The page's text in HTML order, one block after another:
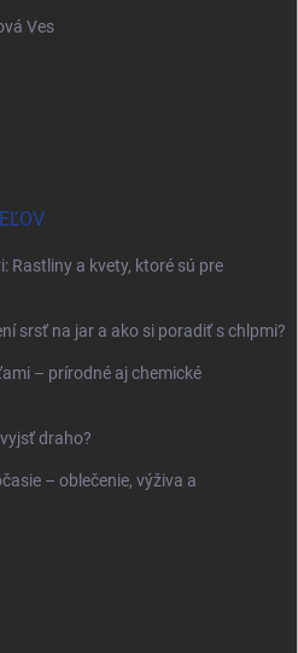
Ves
Rastliny a kvety, ktoré sú pre
srsť na jar a ako si poradiť s chlpmi?
– prírodné aj chemické
draho?
– oblečenie, výživa a